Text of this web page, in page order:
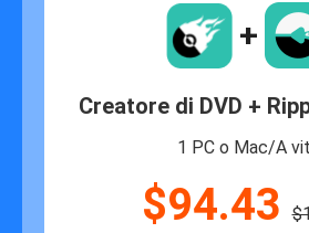
+
Creatore di DVD +
1 PC o Mac/A
$94.43